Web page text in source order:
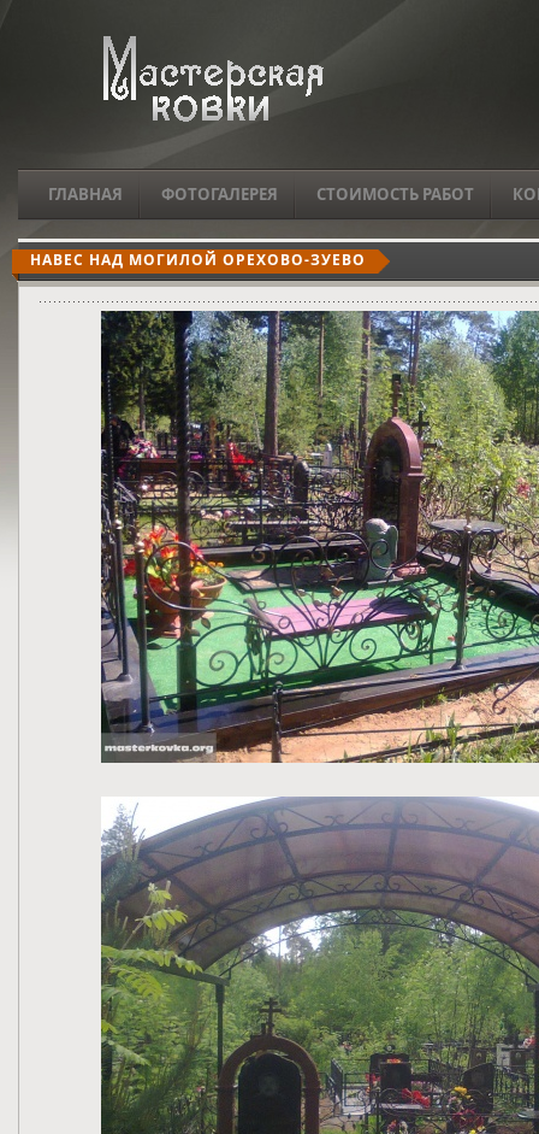
ГЛАВНАЯ ФОТОГАЛЕРЕЯ СТОИМОСТЬ РАБОТ
НАВЕС НАД МОГИЛОЙ ОРЕХОВО-ЗУЕВО